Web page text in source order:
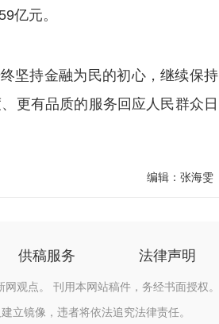
亿元。
坚持金融为民的初心，继续保持
更有品质的服务回应人民群众日
编辑：张海雯
供稿服务 法律声明
观点。 刊用本网站稿件，务经书面授权。
立镜像，违者将依法追究法律责任。